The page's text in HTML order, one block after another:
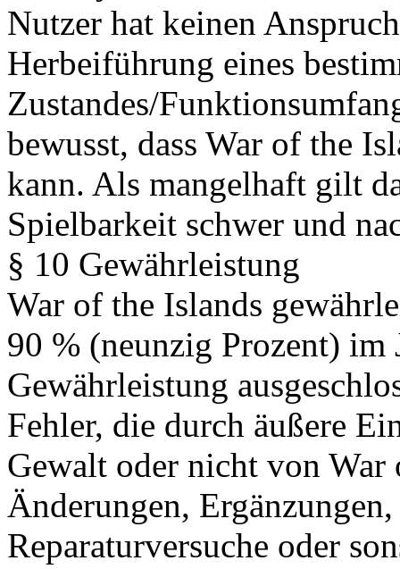
Nutzer hat keinen
Herbeiführung eines
Zustandes/
bewusst, dass War of the
kann. Als mangelhaft gilt
Spielbarkeit schwer und
§ 10 Gewährleistung
War of the Islands
90 % (neunzig Prozent) im
Gewährleistung
Fehler, die durch äußere
Gewalt oder nicht von
Änderungen,
Reparaturversuche oder